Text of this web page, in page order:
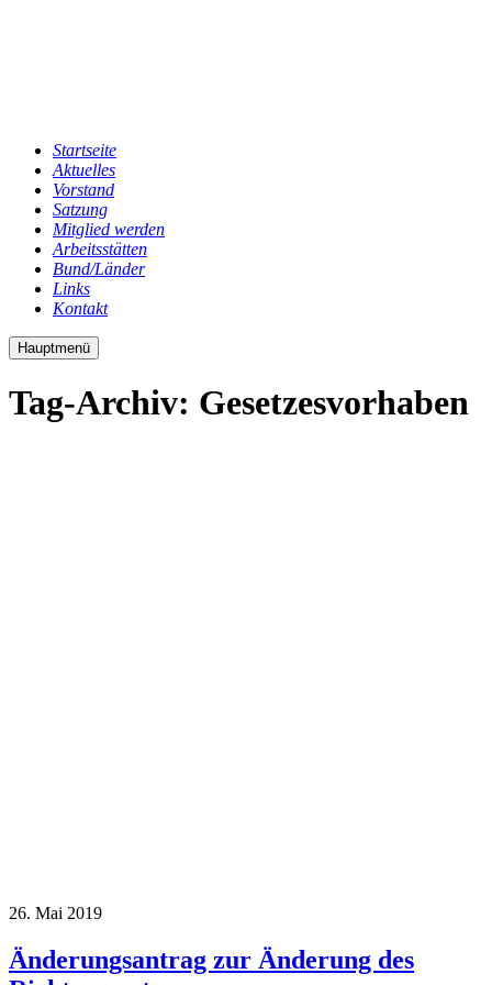
Startseite
Aktuelles
Vorstand
Satzung
Mitglied werden
Arbeitsstätten
Bund/Länder
Links
Kontakt
Hauptmenü
Tag-Archiv: Gesetzesvorhaben
26. Mai 2019
Änderungsantrag zur Änderung des